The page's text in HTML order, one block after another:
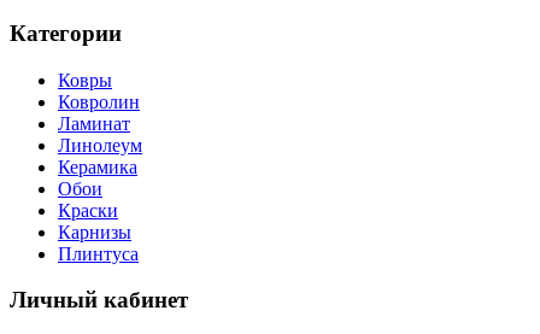
Категории
Ковры
Ковролин
Ламинат
Линолеум
Керамика
Обои
Краски
Карнизы
Плинтуса
Личный кабинет